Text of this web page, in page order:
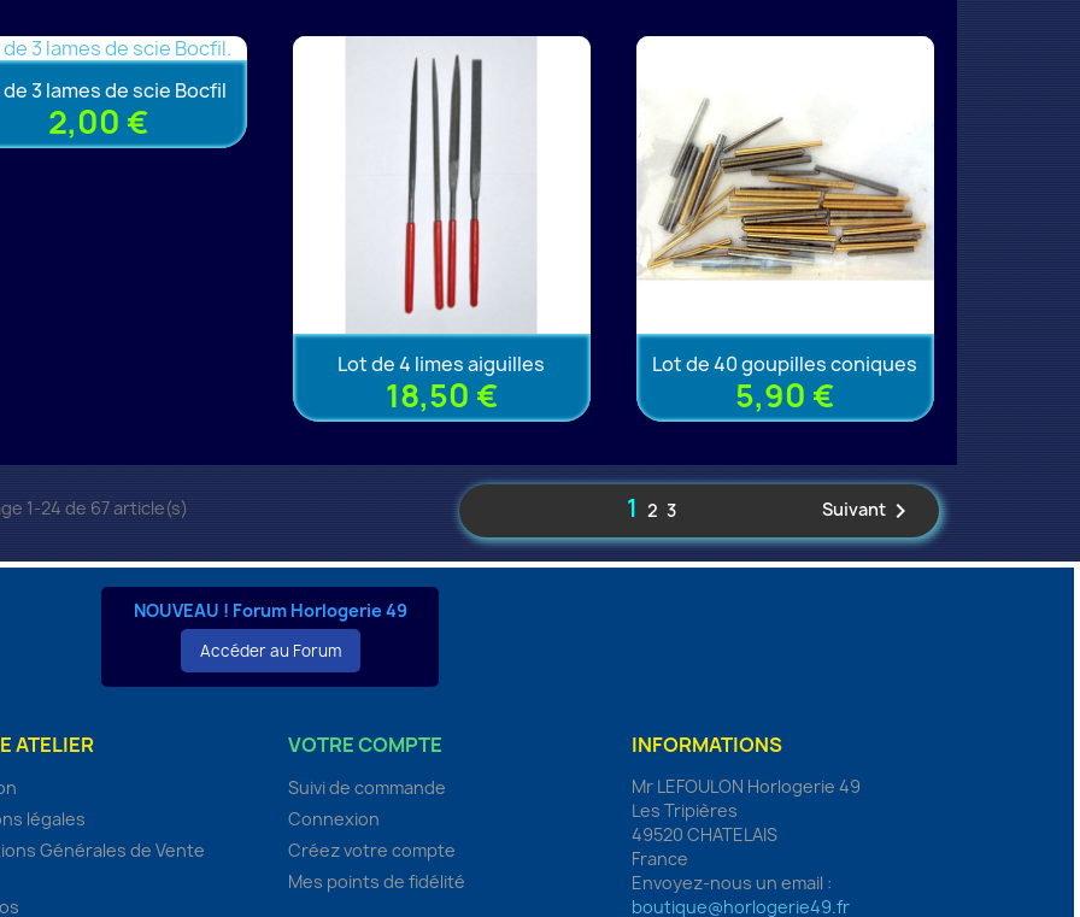
3 lames de scie Bocfil
2,00 €
Lot de 4 limes aiguilles
18,50 €
Lot de 40 goupilles coniques
5,90 €
1-24 de 67 article(s) 123 Suivant
NOUVEAU ! Forum Horlogerie 49
Accéder au Forum
ATELIER
légales
Générales de Vente
VOTRE COMPTE
Suivi de commande
Connexion
Créez votre compte
Mes points de fidélité
INFORMATIONS
Mr LEFOULON Horlogerie 49
Les Tripières
49520 CHATELAIS
France
Envoyez-nous un email :
boutique@horlogerie49.fr